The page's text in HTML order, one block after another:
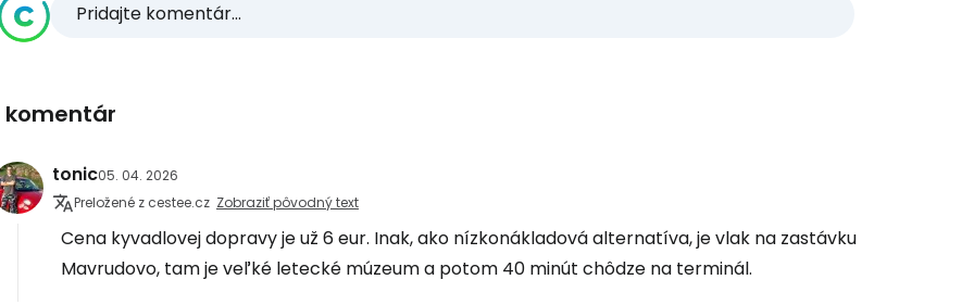
Pridajte komentár...
komentár
tonic05. 04. 2026
Preložené z cestee.cz Zobraziť pôvodný text
Cena kyvadlovej dopravy je už 6 eur. Inak, ako nízkonákladová alternatíva, je vlak na zastávku
Mavrudovo, tam je veľké letecké múzeum a potom 40 minút chôdze na terminál.